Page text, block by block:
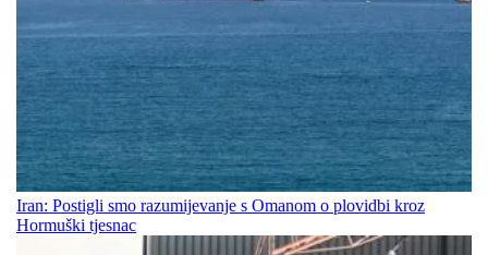
Iran: Postigli smo razumijevanje s Omanom o plovidbi kroz
Hormuški tjesnac